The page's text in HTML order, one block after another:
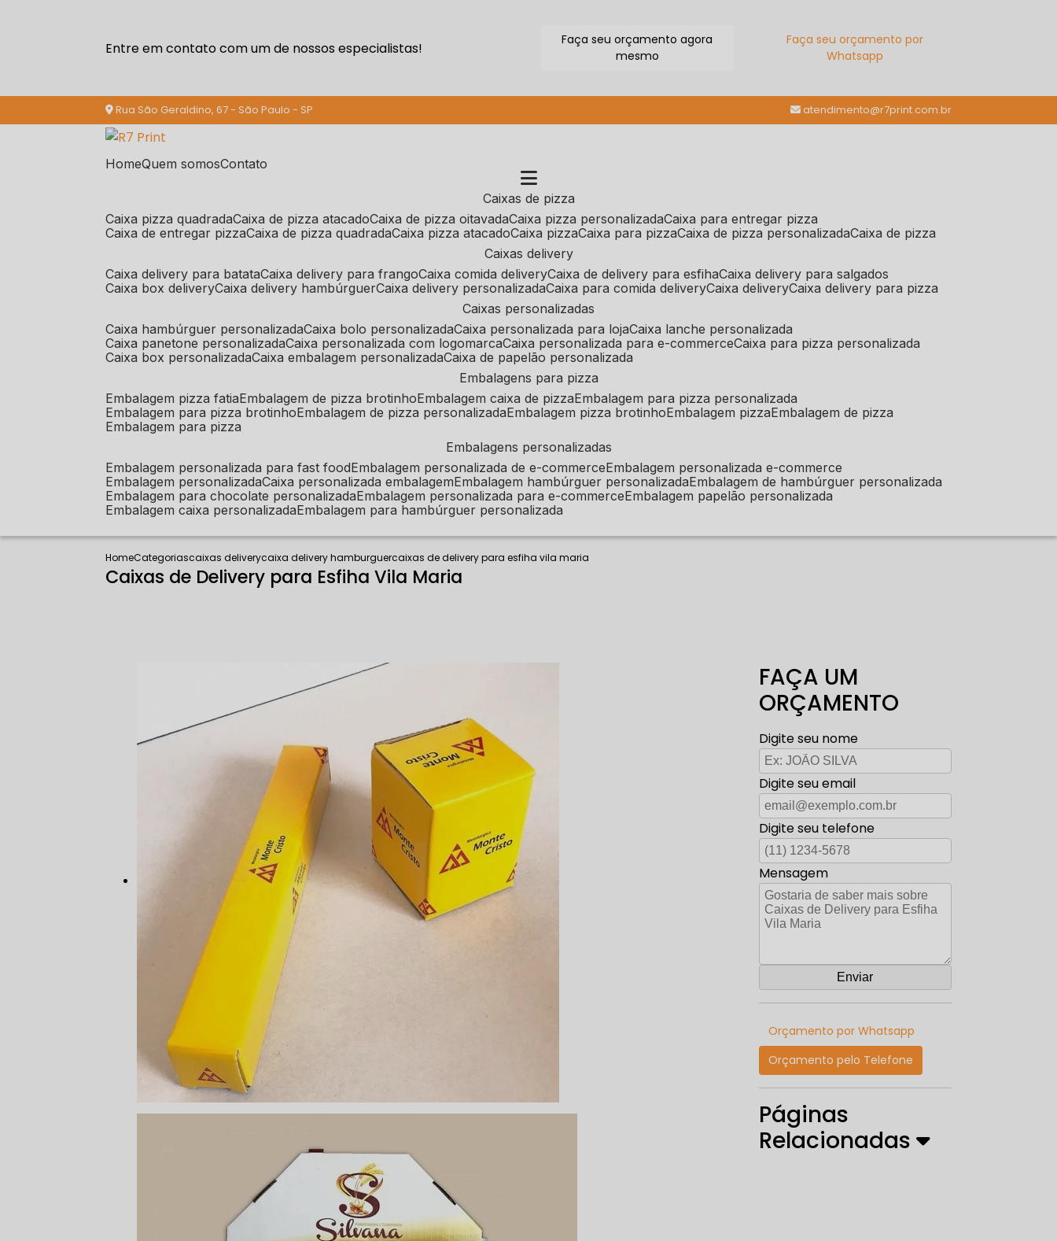
Entre em contato com um de nossos especialistas!
Faça seu orçamento agora
mesmo
Faça seu orçamento por
Whatsapp
Rua São Geraldino, 67 - São Paulo - SP atendimento@r7print.com.br
Home Quem somos Contato
caixas de pizza
caixa pizza quadrada caixa de pizza atacado caixa de pizza oitavada caixa pizza personalizada caixa para entregar pizza
caixa de entregar pizza caixa de pizza quadrada caixa pizza atacado caixa pizza caixa para pizza caixa de pizza personalizada caixa de pizza
caixas delivery
caixa delivery para batata caixa delivery para frango caixa comida delivery caixa de delivery para esfiha caixa delivery para salgados
caixa box delivery caixa delivery hambúrguer caixa delivery personalizada caixa para comida delivery caixa delivery caixa delivery para pizza
caixas personalizadas
caixa hambúrguer personalizada caixa bolo personalizada caixa personalizada para loja caixa lanche personalizada
caixa panetone personalizada caixa personalizada com logomarca caixa personalizada para e-commerce caixa para pizza personalizada
caixa box personalizada caixa embalagem personalizada caixa de papelão personalizada
embalagens para pizza
embalagem pizza fatia embalagem de pizza brotinho embalagem caixa de pizza embalagem para pizza personalizada
embalagem para pizza brotinho embalagem de pizza personalizada embalagem pizza brotinho embalagem pizza embalagem de pizza
embalagem para pizza
embalagens personalizadas
embalagem personalizada para fast food embalagem personalizada de e-commerce embalagem personalizada e-commerce
embalagem personalizada caixa personalizada embalagem embalagem hambúrguer personalizada embalagem de hambúrguer personalizada
embalagem para chocolate personalizada embalagem personalizada para e-commerce embalagem papelão personalizada
embalagem caixa personalizada embalagem para hambúrguer personalizada
HomeCategoriascaixas deliverycaixa delivery hamburguercaixas de delivery para esfiha vila maria
Caixas de Delivery para Esfiha Vila Maria
FAÇA UM
ORÇAMENTO
Digite seu nome
Digite seu email
Digite seu telefone
Mensagem
Orçamento por Whatsapp
Orçamento pelo Telefone
Páginas
Relacionadas